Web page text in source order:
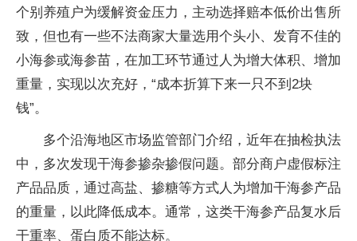
个别养殖户为缓解资金压力，主动选择赔本低价出售所
致，但也有一些不法商家大量选用个头小、发育不佳的
小海参或海参苗，在加工环节通过人为增大体积、增加
重量，实现以次充好，“成本折算下来一只不到2块
钱”。
多个沿海地区市场监管部门介绍，近年在抽检执法
中，多次发现干海参掺杂掺假问题。部分商户虚假标注
产品品质，通过高盐、掺糖等方式人为增加干海参产品
的重量，以此降低成本。通常，这类干海参产品复水后
干重率、蛋白质不能达标。